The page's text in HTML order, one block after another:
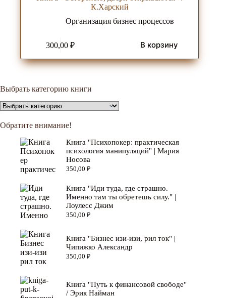
К.Харский
Организация бизнес процессов
300,00 ₽ В корзину
Выбрать категорию книги
Обратите внимание!
Книга "Психопокер: практическая
психология манипуляций" | Мария
Носова
350,00 ₽
Книга "Иди туда, где страшно.
Именно там ты обретешь силу." |
Лоулесс Джим
350,00 ₽
Книга "Бизнес изи-изи, рил ток" |
Чипижко Александр
350,00 ₽
Книга "Путь к финансовой свободе"
/ Эрик Найман